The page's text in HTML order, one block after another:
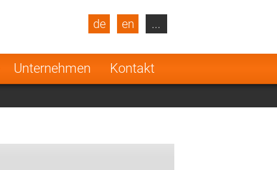
Unternehmen Kontakt
de en
Turkey
Netherlands
...